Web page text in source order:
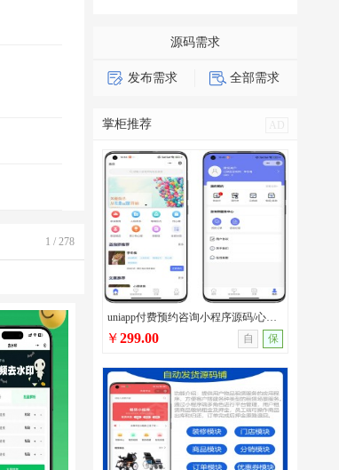
1 / 278
源码需求
发布需求 全部需求
掌柜推荐 AD
uniapp付费预约咨询小程序源码/心理咨询/法律咨询/问诊咨询等多场景付费预约系统
￥299.00 自 保